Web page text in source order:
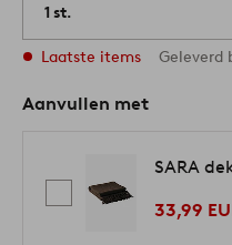
1 st.
Laatste items Geleverd
Aanvullen met
SARA
33,99